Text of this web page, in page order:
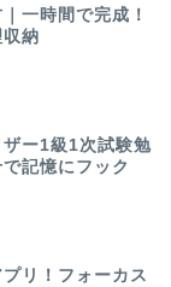
一時間で完成！
納
ー1級1次試験勉
記憶にフック
リ！フォーカス